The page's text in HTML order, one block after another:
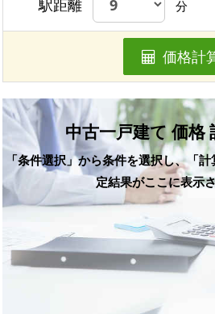
駅距離 分
価格計
中古一戸建て 価格
「条件選択」から条件を選択し、「
定結果がここに表示